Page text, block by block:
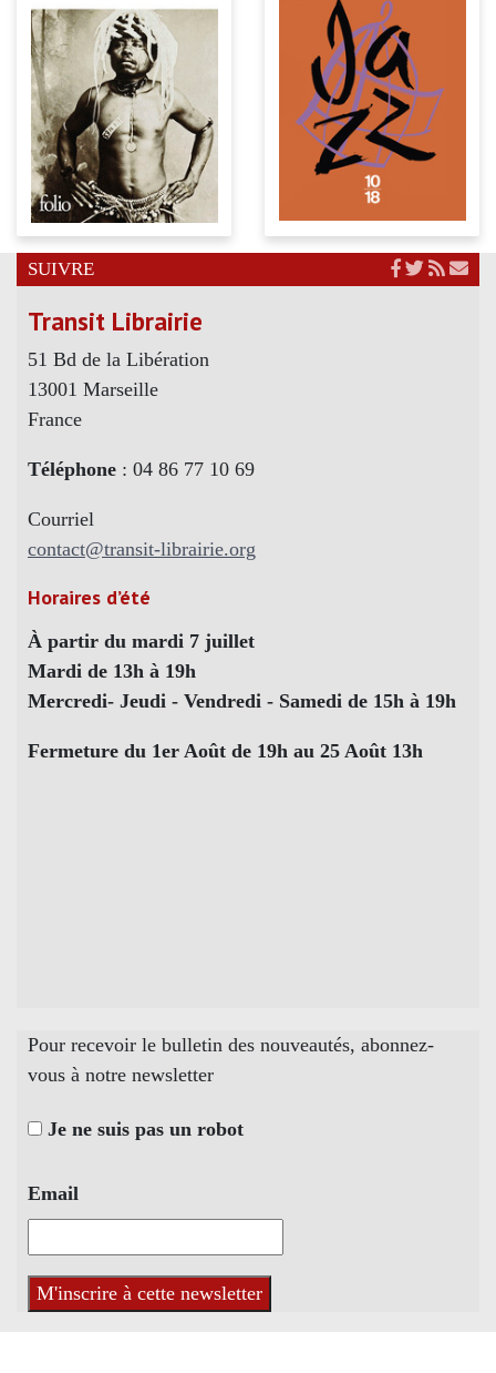
SUIVRE
Transit Librairie
51 Bd de la Libération
13001 Marseille
France
Téléphone : 04 86 77 10 69
Courriel
contact@transit-librairie.org
Horaires d’été
À partir du mardi 7 juillet
Mardi de 13h à 19h
Mercredi- Jeudi - Vendredi - Samedi de 15h à 19h
Fermeture du 1er Août de 19h au 25 Août 13h
Pour recevoir le bulletin des nouveautés, abonnez-
vous à notre newsletter
Je ne suis pas un robot
Email